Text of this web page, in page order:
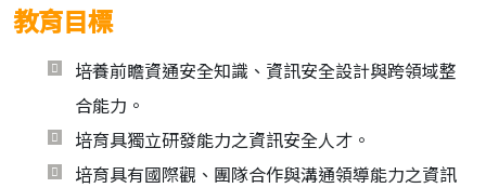
教育目標
培養前瞻資通安全知識、資訊安全設計與跨領域整
合能力。
培育具獨立研發能力之資訊安全人才。
培育具有國際觀、團隊合作與溝通領導能力之資訊